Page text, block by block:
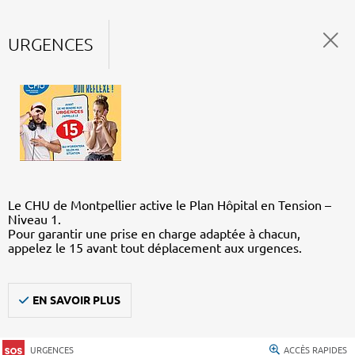
URGENCES
Le CHU de Montpellier active le Plan Hôpital en Tension –
Niveau 1.
Pour garantir une prise en charge adaptée à chacun,
appelez le 15 avant tout déplacement aux urgences.
EN SAVOIR PLUS
URGENCES ACCÈS RAPIDES